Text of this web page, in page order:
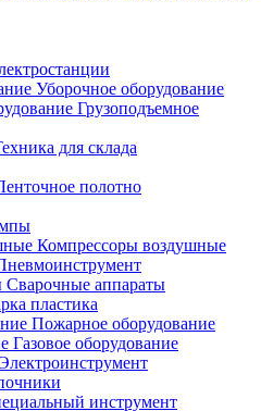
Уборочное оборудование
Грузоподъемное
для склада
полотно
Компрессоры воздушные
Сварочные аппараты
пластика
Пожарное оборудование
Газовое оборудование